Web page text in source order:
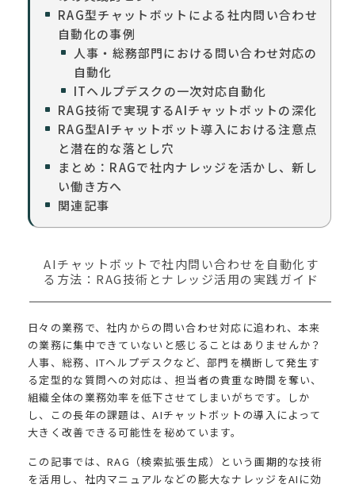
RAG型チャットボットによる社内問い合わせ
自動化の事例
人事・総務部門における問い合わせ対応の
自動化
ITヘルプデスクの一次対応自動化
RAG技術で実現するAIチャットボットの深化
RAG型AIチャットボット導入における注意点
と潜在的な落とし穴
まとめ：RAGで社内ナレッジを活かし、新し
い働き方へ
関連記事
AIチャットボットで社内問い合わせを自動化す
る方法：RAG技術とナレッジ活用の実践ガイド
日々の業務で、社内からの問い合わせ対応に追われ、本来
の業務に集中できていないと感じることはありませんか？
人事、総務、ITヘルプデスクなど、部門を横断して発生す
る定型的な質問への対応は、担当者の貴重な時間を奪い、
組織全体の業務効率を低下させてしまいがちです。しか
し、この長年の課題は、AIチャットボットの導入によって
大きく改善できる可能性を秘めています。
この記事では、RAG（検索拡張生成）という画期的な技術
を活用し、社内マニュアルなどの膨大なナレッジをAIに効